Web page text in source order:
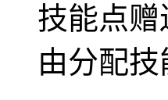
技能点
由分配